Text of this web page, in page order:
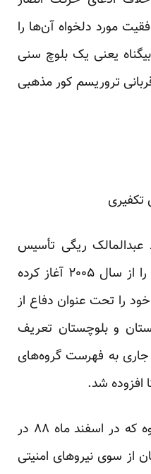
مورد دلخواه آن‌ها را
یعنی یک بلوچ سنی
تروریسم کور مذهبی
تکفیری
سال ۲۰۰۲ توسط عبدالمالک ریگی تأسیس
شده و عملیات مسلحانه خود را از سال ۲۰۰۵ آغاز کرده
را تحت عنوان دفاع از
و بلوچستان تعریف
ماه سال جاری به فهرست گروه‌های
افزوده شد.
عبدالمالک ریگی رهبر این گروه که در اسفند ماه ۸۸ در
از سوی نیروهای امنیتی